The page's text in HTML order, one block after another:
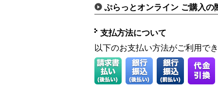
ぷらっとオンライン ご購入の
支払方法について
以下のお支払い方法がご利用で